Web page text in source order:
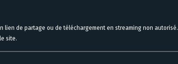
de partage ou de téléchargement en streaming non autorisé.
site.